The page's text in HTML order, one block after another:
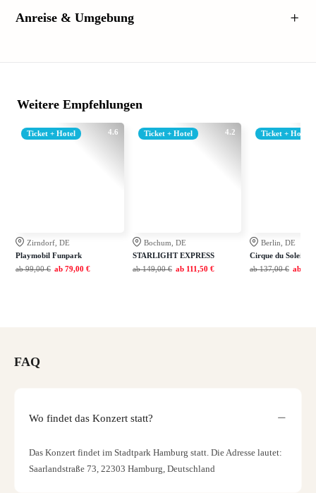
Anreise & Umgebung
Weitere Empfehlungen
4.6
Ticket + Hotel
Zirndorf, DE
Playmobil Funpark
ab 99,00 € ab 79,00 €
4.2
Ticket + Hotel
Bochum, DE
STARLIGHT EXPRESS
ab 149,00 € ab 111,50 €
Ticket + Hotel
Berlin, DE
Cirque du Soleil
ab 137,00 € ab
FAQ
Wo findet das Konzert statt?
Das Konzert findet im Stadtpark Hamburg statt. Die Adresse lautet:
Saarlandstraße 73, 22303 Hamburg, Deutschland